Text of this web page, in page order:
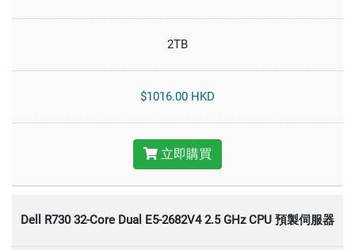
2TB
$1016.00 HKD
立即購買
Dell R730 32-Core Dual E5-2682V4 2.5 GHz CPU 預製伺服器